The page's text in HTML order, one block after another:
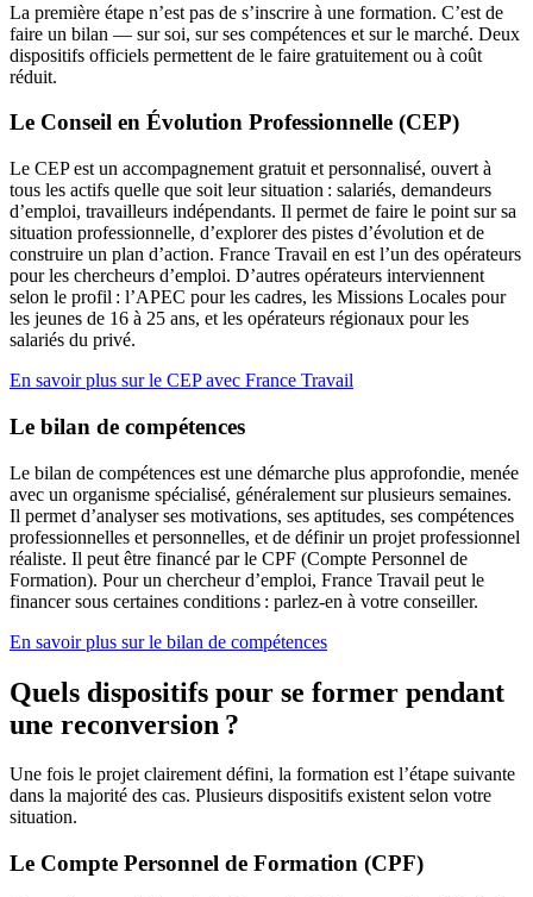
La première étape n’est pas de s’inscrire à une formation. C’est de
faire un bilan — sur soi, sur ses compétences et sur le marché. Deux
dispositifs officiels permettent de le faire gratuitement ou à coût
réduit.
Le Conseil en Évolution Professionnelle (CEP)
Le CEP est un accompagnement gratuit et personnalisé, ouvert à
tous les actifs quelle que soit leur situation : salariés, demandeurs
d’emploi, travailleurs indépendants. Il permet de faire le point sur sa
situation professionnelle, d’explorer des pistes d’évolution et de
construire un plan d’action. France Travail en est l’un des opérateurs
pour les chercheurs d’emploi. D’autres opérateurs interviennent
selon le profil : l’APEC pour les cadres, les Missions Locales pour
les jeunes de 16 à 25 ans, et les opérateurs régionaux pour les
salariés du privé.
En savoir plus sur le CEP avec France Travail
Le bilan de compétences
Le bilan de compétences est une démarche plus approfondie, menée
avec un organisme spécialisé, généralement sur plusieurs semaines.
Il permet d’analyser ses motivations, ses aptitudes, ses compétences
professionnelles et personnelles, et de définir un projet professionnel
réaliste. Il peut être financé par le CPF (Compte Personnel de
Formation). Pour un chercheur d’emploi, France Travail peut le
financer sous certaines conditions : parlez-en à votre conseiller.
En savoir plus sur le bilan de compétences
Quels dispositifs pour se former pendant
une reconversion ?
Une fois le projet clairement défini, la formation est l’étape suivante
dans la majorité des cas. Plusieurs dispositifs existent selon votre
situation.
Le Compte Personnel de Formation (CPF)